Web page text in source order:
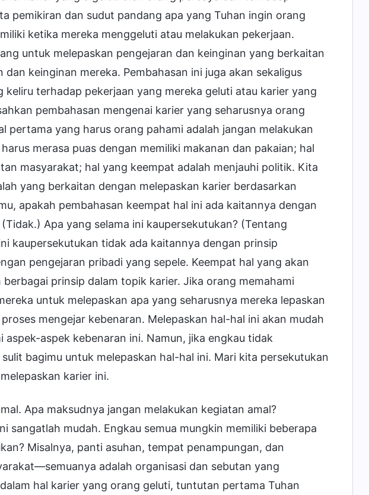
pemikiran dan sudut pandang apa yang Tuhan ingin orang
ketika mereka menggeluti atau melakukan pekerjaan.
untuk melepaskan pengejaran dan keinginan yang berkaitan
keinginan mereka. Pembahasan ini juga akan sekaligus
terhadap pekerjaan yang mereka geluti atau karier yang
pembahasan mengenai karier yang seharusnya orang
pertama yang harus orang pahami adalah jangan melakukan
merasa puas dengan memiliki makanan dan pakaian; hal
masyarakat; hal yang keempat adalah menjauhi politik. Kita
yang berkaitan dengan melepaskan karier berdasarkan
apakah pembahasan keempat hal ini ada kaitannya dengan
Apa yang selama ini kaupersekutukan? (Tentang
kaupersekutukan tidak ada kaitannya dengan prinsip
pengejaran pribadi yang sepele. Keempat hal yang akan
prinsip dalam topik karier. Jika orang memahami
untuk melepaskan apa yang seharusnya mereka lepaskan
mengejar kebenaran. Melepaskan hal-hal ini akan mudah
aspek-aspek kebenaran ini. Namun, jika engkau tidak
bagimu untuk melepaskan hal-hal ini. Mari kita persekutukan
karier ini.
Apa maksudnya jangan melakukan kegiatan amal?
sangatlah mudah. Engkau semua mungkin memiliki beberapa
Misalnya, panti asuhan, tempat penampungan, dan
adalah organisasi dan sebutan yang
hal karier yang orang geluti, tuntutan pertama Tuhan